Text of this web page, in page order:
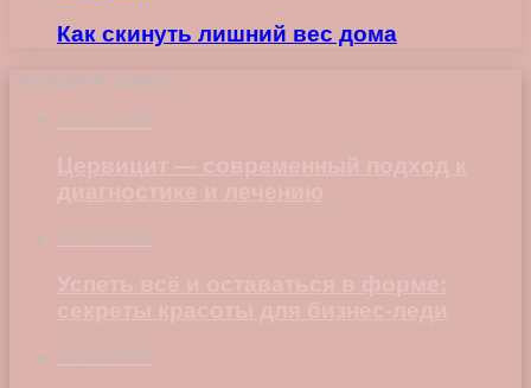
Как скинуть лишний вес дома
Последние записи